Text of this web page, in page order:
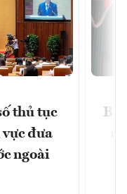
thủ tục
đưa
ngoài
Bộ